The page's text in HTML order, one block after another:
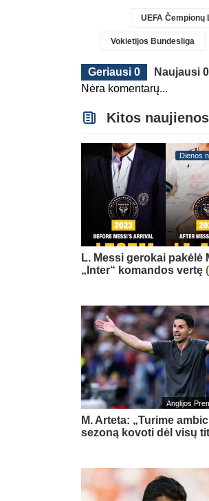
UEFA Čempionų
Vokietijos Bundesliga
Geriausi 0 Naujausi 0
Nėra komentarų...
Kitos naujienos
Dienos
L. Messi gerokai pakėlė
„Inter“ komandos vertę
Anglijos
M. Arteta: „Turime
sezoną kovoti dėl visų